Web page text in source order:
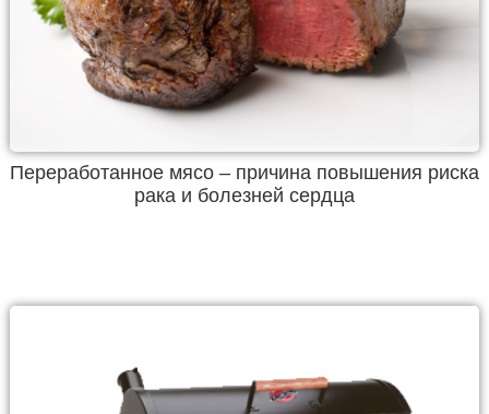
Переработанное мясо – причина повышения риска
рака и болезней сердца